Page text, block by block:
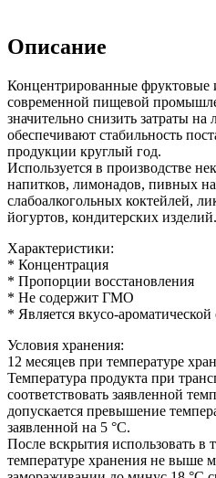
Описание
Концентрированные фруктовые
современной пищевой
значительно снизить затраты на
обеспечивают стабильность
продукции круглый год.
Используется в производстве
напитков, лимонадов, пивных
слабоалкогольных коктейлей,
йогуртов, кондитерских изделий.
Характеристики:
* Концентрация
* Пропорции восстановления
* Не содержит ГМО
* Является вкусо-ароматической
Условия хранения:
12 месяцев при температуре
Температура продукта при
соответствовать заявленной
допускается превышение
заявленной на 5 °C.
После вскрытия использовать в
температуре хранения не выше